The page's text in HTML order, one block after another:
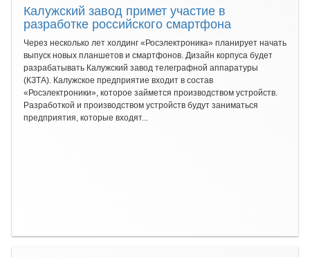
Калужский завод примет участие в
разработке российского смартфона
Через несколько лет холдинг «Росэлектроника» планирует начать
выпуск новых планшетов и смартфонов. Дизайн корпуса будет
разрабатывать Калужский завод телеграфной аппаратуры
(КЗТА). Калужское предприятие входит в состав
«Росэлектроники», которое займется производством устройств.
Разработкой и производством устройств будут заниматься
предприятия, которые входят...